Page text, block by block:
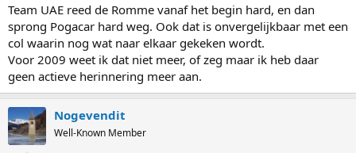
Team UAE reed de Romme vanaf het begin hard, en dan
sprong Pogacar hard weg. Ook dat is onvergelijkbaar met een
col waarin nog wat naar elkaar gekeken wordt.
Voor 2009 weet ik dat niet meer, of zeg maar ik heb daar
geen actieve herinnering meer aan.
Nogevendit
Well-Known Member